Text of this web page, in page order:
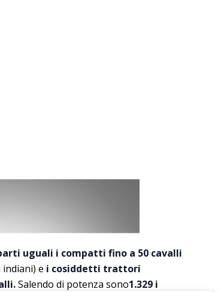
uguali i compatti fino a 50 cavalli
e i cosiddetti trattori
Salendo di potenza sono1.329 i